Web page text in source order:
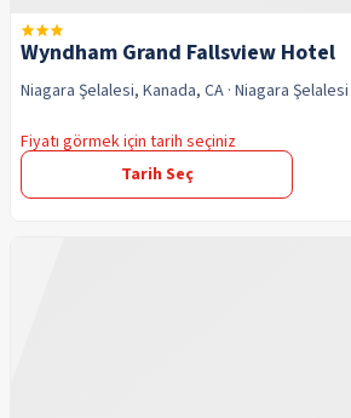
Wyndham Grand Fallsview Hotel
Niagara Şelalesi, Kanada, CA · Niagara Şelalesi
Fiyatı görmek için tarih seçiniz
Tarih Seç